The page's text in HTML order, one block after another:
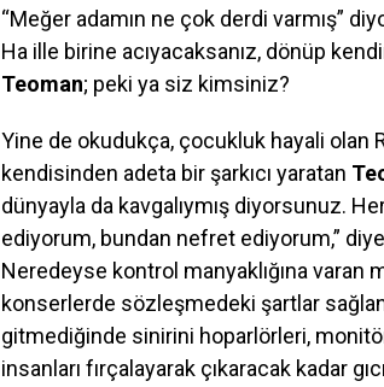
“Meğer adamın ne çok derdi varmış”
Ha ille birine acıyacaksanız, dönüp
Teoman; peki ya siz kimsiniz?
Yine de okudukça, çocukluk hayali olan
kendisinden adeta bir şarkıcı yaratan
dünyayla da kavgalıymış diyorsunuz.
ediyorum, bundan nefret ediyorum,”
Neredeyse kontrol manyaklığına
konserlerde sözleşmedeki şartlar
gitmediğinde sinirini hoparlörleri,
insanları fırçalayarak çıkaracak kadar